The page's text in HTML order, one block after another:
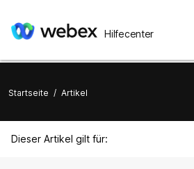
Hilfecenter
Startseite / Artikel
Dieser Artikel gilt für: